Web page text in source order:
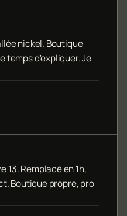
nickel. Boutique
temps d'expliquer. Je
13. Remplacé en 1h,
Boutique propre, pro